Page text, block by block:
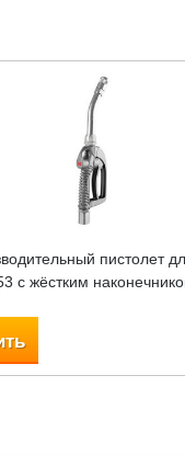
пистолет
с жёстким